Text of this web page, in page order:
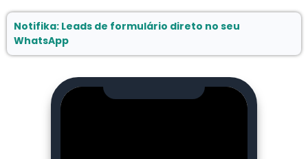
Notifika: Leads de formulário direto no seu
WhatsApp